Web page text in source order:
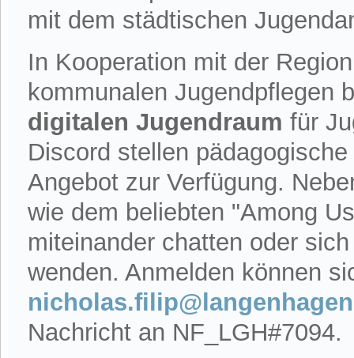
mit dem städtischen
In Kooperation mit der
kommunalen Jugendpflegen
digitalen Jugendraum für
Discord stellen
Angebot zur Verfügung.
wie dem beliebten "Among
miteinander chatten oder
wenden. Anmelden können
Nachricht an NF_LGH#7094.